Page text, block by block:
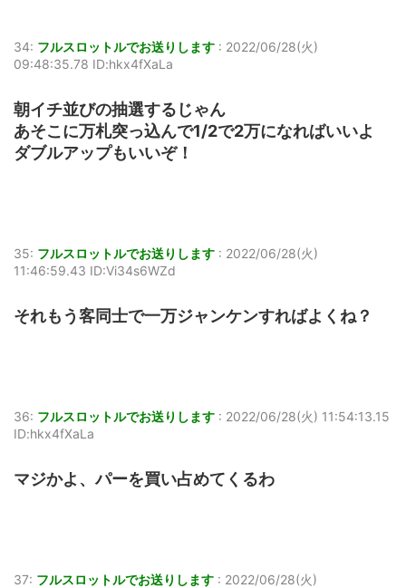
34: フルスロットルでお送りします : 2022/06/28(火)
09:48:35.78 ID:hkx4fXaLa
朝イチ並びの抽選するじゃん
あそこに万札突っ込んで1/2で2万になればいいよ
ダブルアップもいいぞ！
35: フルスロットルでお送りします : 2022/06/28(火)
11:46:59.43 ID:Vi34s6WZd
それもう客同士で一万ジャンケンすればよくね？
36: フルスロットルでお送りします : 2022/06/28(火) 11:54:13.15
ID:hkx4fXaLa
マジかよ、パーを買い占めてくるわ
37: フルスロットルでお送りします : 2022/06/28(火)